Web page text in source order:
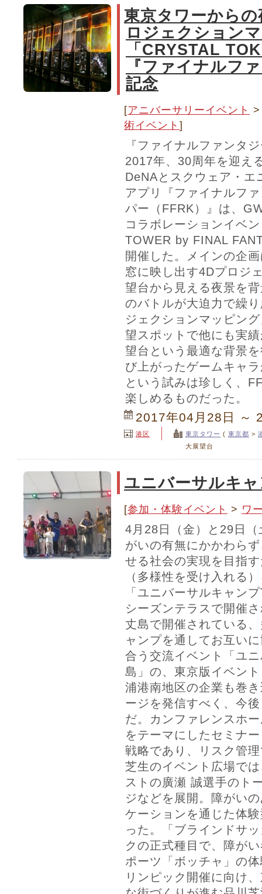
東京タワーから
ロジェクション
「CRYSTAL
『ファイナルフ
記念
[アニバーサリーイベント
術イベント ]
『ファイナルファンタ
2017年、30周年を迎え
DeNAとスクウェア・エ
アプリ『ファイナルフ
パー（FFRK）』は、
コラボレーションイベ
TOWER by FINAL
開催した。メインの企
窓に映し出す4Dプロジ
望台から見える夜景を
のバトルが大迫力で繰
ジェクションマッピン
望スポットで他にも実
望台という最適な背景
び上がったゲームキャ
という試みは珍しく、
楽しめるものだった。
2017年04月28日 ～
港区 東京タワー ( 東京都 >
大展望台
ユニバーサルキ
[参加・体験イベント > ワ
4月28日（金）と29日
がいの有無にかかわら
せる社会の実現を目指
（多様性を受け入れる
「ユニバーサルキャン
シーズンテラスで開催
丈島で開催されている
ャンプを通してお互い
合う交流イベント「ユ
島」の、東京版イベン
浦港南地区の企業も巻
ージを発信すべく、今
だ。カンファレンスホ
をテーマにしたセミナ
戦略であり、リスク管
芝生のイベント広場で
ストの廣瀬 誠選手のト
ジなどを展開。障がい
ケーションを通じた体
った。「ブラインドサ
クの正式種目で、障が
ポーツ「ボッチャ」の
リンピック開催に向け